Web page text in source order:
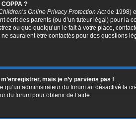
?
Online Privacy Protection Actde 1998)
écrit des parents (ou d’un tuteur légal) pour la
ou que quelqu’un le fait à votre place,
sauraient être contactés pour des questions
mais je n’y parviens pas !
qu’un administrateur du forum ait désactivé la
du forum pour obtenir de l’aide.